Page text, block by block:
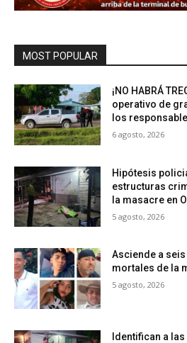
MOST POPULAR
¡NO HABRÁ
operativo de
los
6 agosto, 2026
Hipótesis
estructuras
la masacre en
5 agosto, 2026
Asciende a
mortales de la
5 agosto, 2026
Identifican a